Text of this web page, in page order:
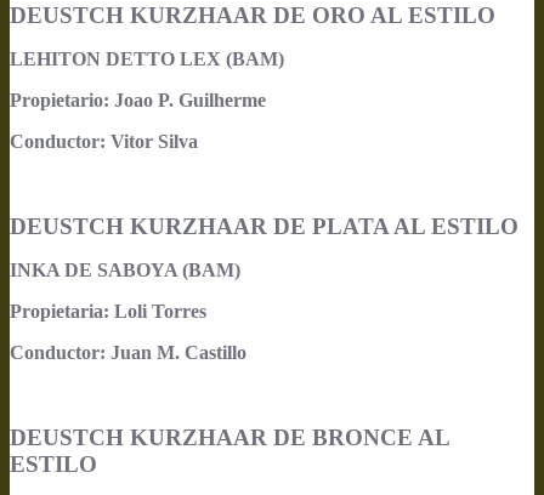
DEUSTCH KURZHAAR DE ORO AL ESTILO
LEHITON DETTO LEX (BAM)
Propietario: Joao P. Guilherme
Conductor: Vitor Silva
DEUSTCH KURZHAAR DE PLATA AL ESTILO
INKA DE SABOYA (BAM)
Propietaria: Loli Torres
Conductor: Juan M. Castillo
DEUSTCH KURZHAAR DE BRONCE AL
ESTILO